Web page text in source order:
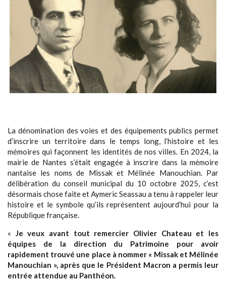
La dénomination des voies et des équipements publics permet
d’inscrire un territoire dans le temps long, l’histoire et les
mémoires qui façonnent les identités de nos villes. En 2024, la
mairie de Nantes s’était engagée à inscrire dans la mémoire
nantaise les noms de Missak et Mélinée Manouchian. Par
délibération du conseil municipal du 10 octobre 2025, c’est
désormais chose faite et Aymeric Seassau a tenu à rappeler leur
histoire et le symbole qu’ils représentent aujourd’hui pour la
République française.
« Je veux avant tout remercier Olivier Chateau et les
équipes de la direction du Patrimoine pour avoir
rapidement trouvé une place à nommer « Missak et Mélinée
Manouchian », après que le Président Macron a permis leur
entrée attendue au Panthéon.